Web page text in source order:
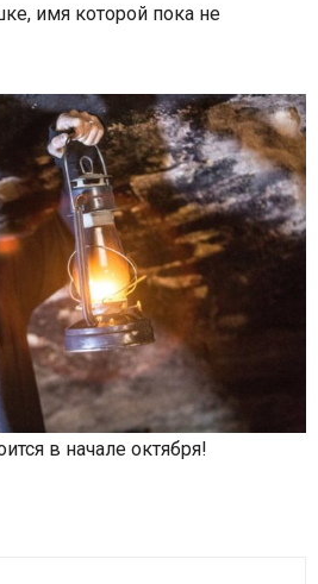
имя которой пока не
в начале октября!